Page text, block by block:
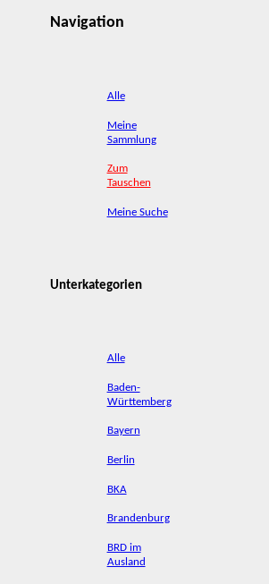
Navigation
Alle
Meine
Sammlung
Zum
Tauschen
Meine Suche
Unterkategorien
Alle
Baden-
Württemberg
Bayern
Berlin
BKA
Brandenburg
BRD im
Ausland